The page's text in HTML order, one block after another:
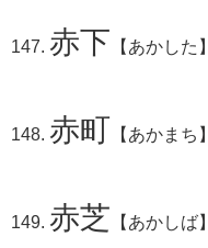
赤下 【あかした】
赤町 【あかまち】
赤芝 【あかしば】